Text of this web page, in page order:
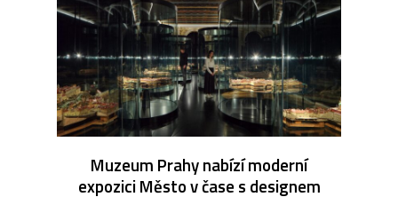
Muzeum Prahy nabízí moderní
expozici Město v čase s designem